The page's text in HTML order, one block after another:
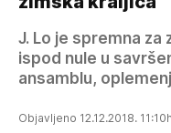
J. Lo je spremna
ispod nule u
ansamblu,
Objavljeno 12.12.2018. 11:10h